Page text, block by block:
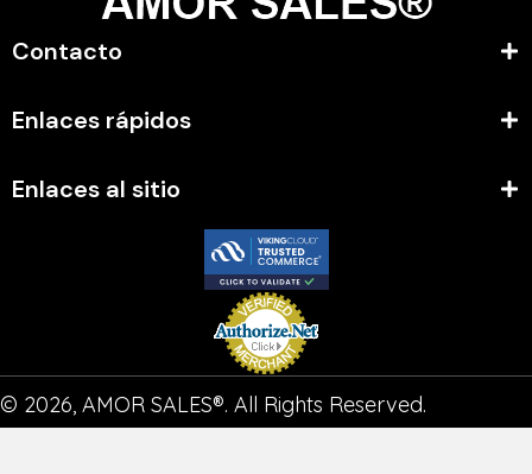
Contacto
Enlaces rápidos
Enlaces al sitio
© 2026, AMOR SALES®. All Rights Reserved.